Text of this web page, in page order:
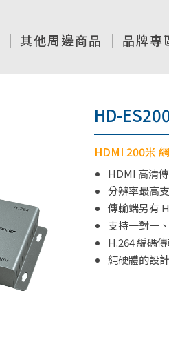
其他周邊商品 品牌專
HD-
HDMI 200米
HDMI 高清
分辨率最高
傳輸端另有
支持一對一
H.264 編碼
純硬體的設